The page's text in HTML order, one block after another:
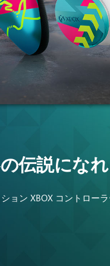
伝説になれ
ョン XBOX コントロー